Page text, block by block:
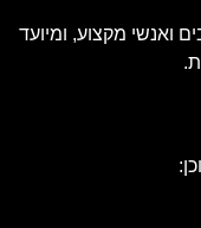
ואנשי מקצוע, ומיועד